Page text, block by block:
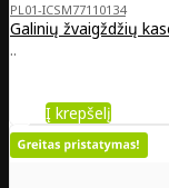
PL01-ICSM77110134
Galinių žvaigždžių
..
Į krepšelį